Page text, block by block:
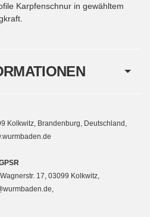
Karpfenschnur in gewähltem
Kolkwitz, Brandenburg, Deutschland,
17, 03099 Kolkwitz,